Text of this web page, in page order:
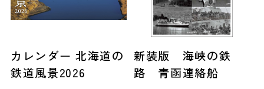
カレンダー 北海道の
鉄道風景2026
新装版 海峡の鉄
路 青函連絡船